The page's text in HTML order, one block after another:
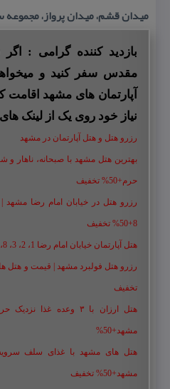
میدان قشم، میدان پرواز، مجموعه سپهر
بازدید کننده گرامی :
مقدس سفر کنید و
آپارتمان های مشهد اقامت
نیاز خود روی یک از لینک
رزرو هتل و هتل آپارتمان در مشهد
بهترین هتل مشهد با صبحانه، ناهار و
حرم+50% تخفیف
8+50% تخفیف
هتل آپارتمان خیابان امام رضا 1، 2، 3، 5،8 ،16 | تا 90 % تخفیف
تخفیف
هتل ارزان با ۳ وعده
مشهد+50%
هتل های مشهد با غذای سلف
مشهد+50% تخفیف